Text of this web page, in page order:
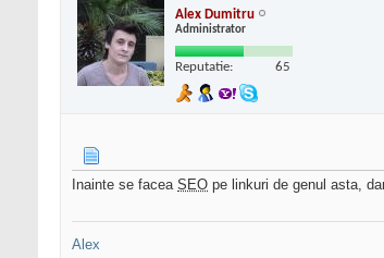
Alex Dumitru
Administrator
Reputatie: 65
Inainte se facea SEO pe linkuri de genul asta,
Alex